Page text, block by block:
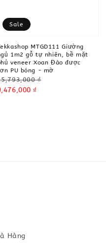
Sale
MTGD111 Giường
1m2 gỗ tự nhiên, bề mặt
veneer Xoan Đào được
PU bóng - mờ
₫
₫
Hàng